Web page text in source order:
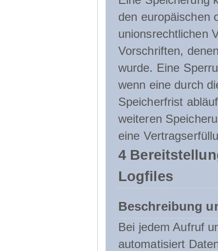
den europäischen
unionsrechtlichen
Vorschriften,
wurde. Eine
wenn eine durch
Speicherfrist
weiteren
eine
4
Logfiles
Beschreibung
Bei jedem Aufruf
automatisiert